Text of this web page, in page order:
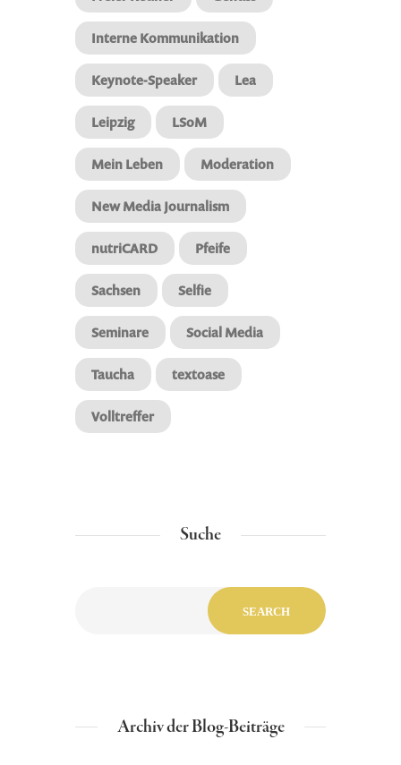
Interne Kommunikation
Keynote-Speaker Lea
Leipzig LSoM
Mein Leben Moderation
New Media Journalism
nutriCARD Pfeife
Sachsen Selfie
Seminare Social Media
Taucha textoase
Volltreffer
Suche
Archiv der Blog-Beiträge